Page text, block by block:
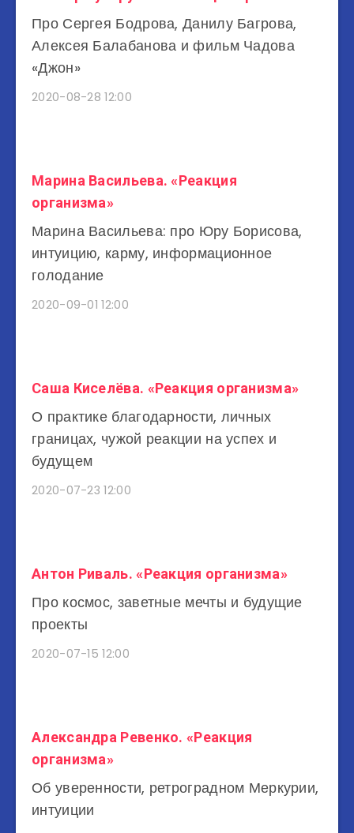
Александра Ревенко. «Реакция
организма»
Об уверенности, ретроградном Меркурии,
интуиции
Антон Риваль. «Реакция организма»
Про космос, заветные мечты и будущие
проекты
2020-07-15 12:00
Саша Киселёва. «Реакция организма»
О практике благодарности, личных
границах, чужой реакции на успех и
будущем
2020-07-23 12:00
Марина Васильева. «Реакция
организма»
Марина Васильева: про Юру Борисова,
интуицию, карму, информационное
голодание
2020-09-01 12:00
Про Сергея Бодрова, Данилу Багрова,
Алексея Балабанова и фильм Чадова
«Джон»
2020-08-28 12:00